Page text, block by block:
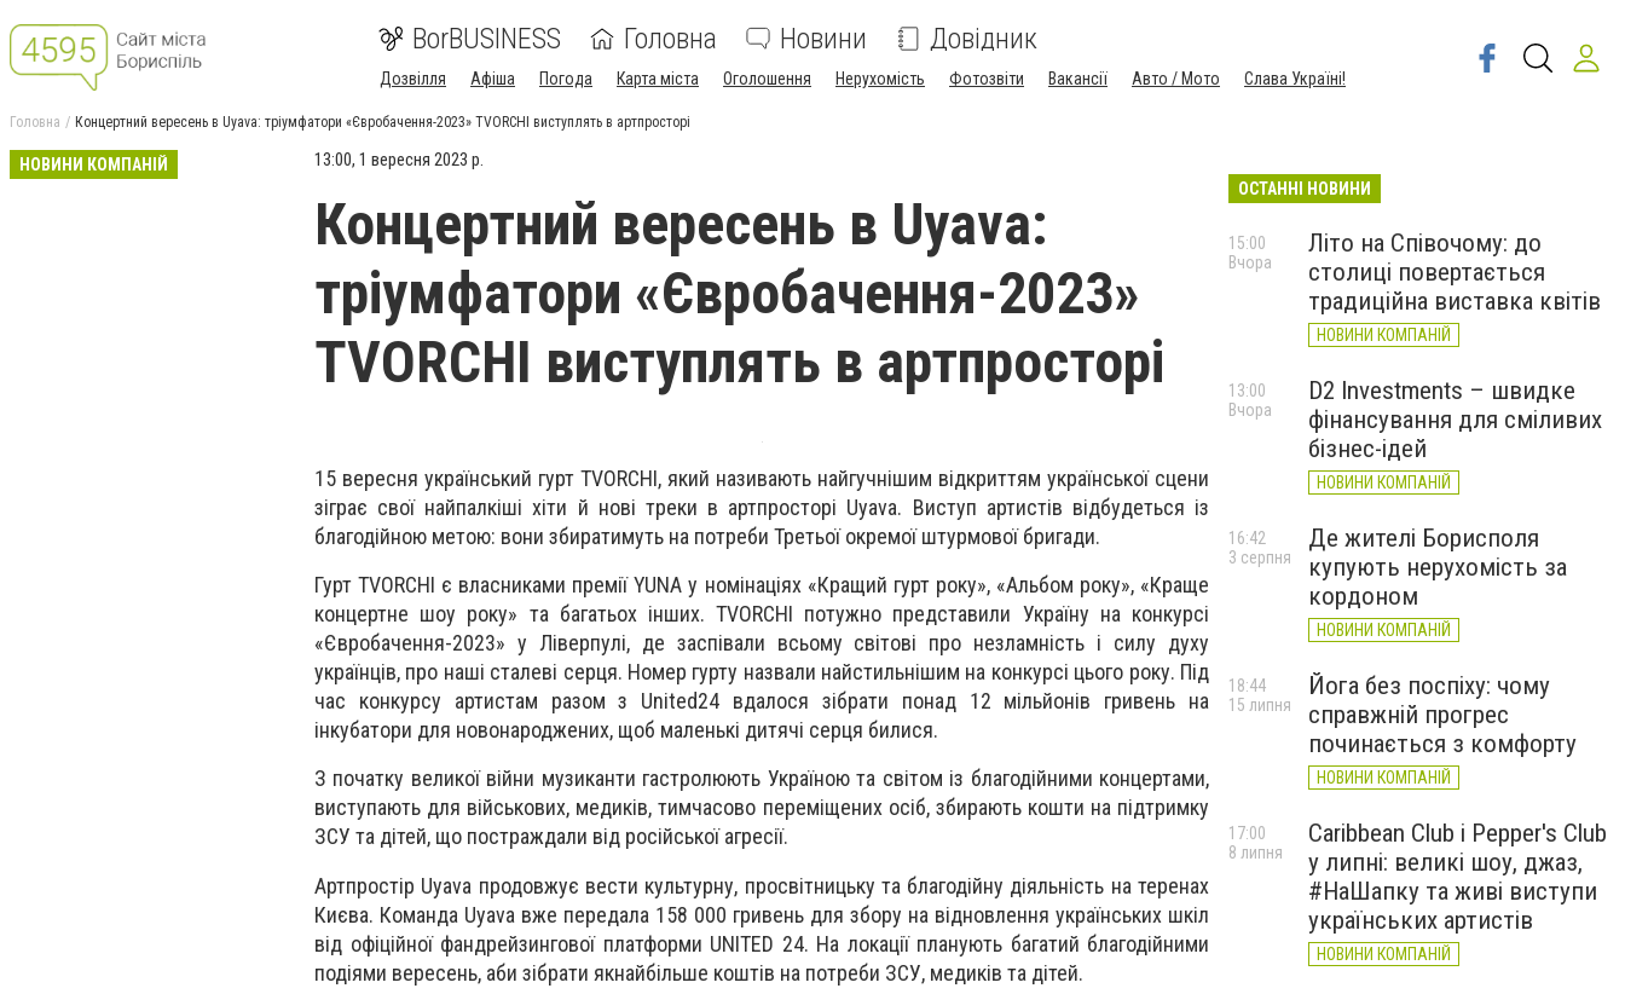
BorBUSINESS Головна Новини Довідник
Дозвілля Афіша Погода Карта міста Оголошення Нерухомість Фотозвіти Вакансії Авто / Мото Слава Україні!
Головна Концертний вересень в Uyava: тріумфатори «Євробачення-2023» TVORCHI виступлять в артпросторі
НОВИНИ КОМПАНІЙ 13:00, 1 вересня 2023 р.
Концертний вересень в Uyava:
тріумфатори «Євробачення-2023»
TVORCHI виступлять в артпросторі
15 вересня український гурт TVORCHI, який називають найгучнішим відкриттям української сцени
зіграє свої найпалкіші хіти й нові треки в артпросторі Uyava. Виступ артистів відбудеться із
благодійною метою: вони збиратимуть на потреби Третьої окремої штурмової бригади.
Гурт TVORCHI є власниками премії YUNA у номінаціях «Кращий гурт року», «Альбом року», «Краще
концертне шоу року» та багатьох інших. TVORCHI потужно представили Україну на конкурсі
«Євробачення-2023» у Ліверпулі, де заспівали всьому світові про незламність і силу духу
українців, про наші сталеві серця. Номер гурту назвали найстильнішим на конкурсі цього року. Під
час конкурсу артистам разом з United24 вдалося зібрати понад 12 мільйонів гривень на
інкубатори для новонароджених, щоб маленькі дитячі серця билися.
З початку великої війни музиканти гастролюють Україною та світом із благодійними концертами,
виступають для військових, медиків, тимчасово переміщених осіб, збирають кошти на підтримку
ЗСУ та дітей, що постраждали від російської агресії.
Артпростір Uyava продовжує вести культурну, просвітницьку та благодійну діяльність на теренах
Києва. Команда Uyava вже передала 158 000 гривень для збору на відновлення українських шкіл
від офіційної фандрейзингової платформи UNITED 24. На локації планують багатий благодійними
подіями вересень, аби зібрати якнайбільше коштів на потреби ЗСУ, медиків та дітей.
ОСТАННІ НОВИНИ
Літо на Співочому: до
столиці повертається
традиційна виставка квітів
НОВИНИ КОМПАНІЙ
15:00
Вчора
D2 Investments – швидке
фінансування для сміливих
бізнес-ідей
НОВИНИ КОМПАНІЙ
13:00
Вчора
Де жителі Борисполя
купують нерухомість за
кордоном
НОВИНИ КОМПАНІЙ
16:42
3 серпня
Йога без поспіху: чому
справжній прогрес
починається з комфорту
НОВИНИ КОМПАНІЙ
18:44
15 липня
Caribbean Club і Pepper's Club
у липні: великі шоу, джаз,
#НаШапку та живі виступи
українських артистів
НОВИНИ КОМПАНІЙ
17:00
8 липня